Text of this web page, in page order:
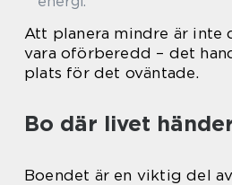
Att planera mindre är inte
vara oförberedd – det
plats för det oväntade.
Bo där livet
Boendet är en viktig del